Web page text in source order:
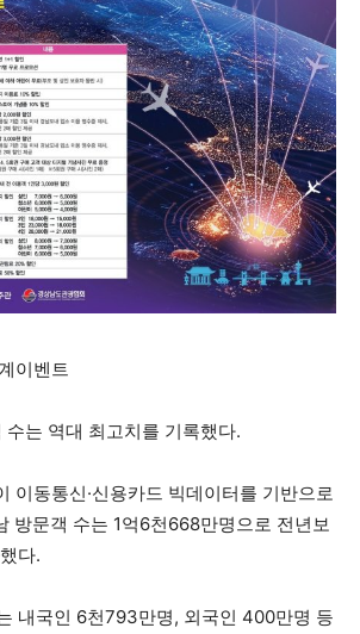
이벤트
수는 역대 최고치를 기록했다.
이동통신·신용카드 빅데이터를 기반으로
방문객 수는 1억6천668만명으로 전년보
다.
내국인 6천793만명, 외국인 400만명 등